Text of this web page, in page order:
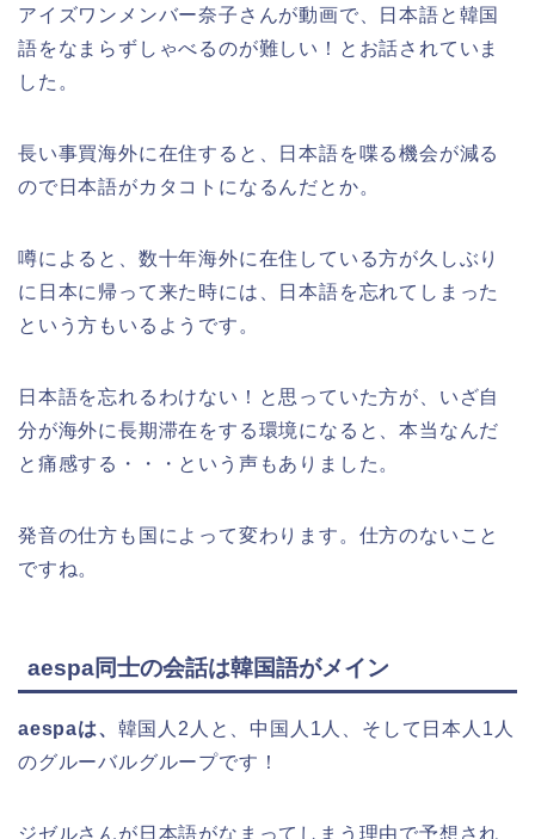
アイズワンメンバー奈子さんが動画で、日本語と韓国
語をなまらずしゃべるのが難しい！とお話されていま
した。
長い事買海外に在住すると、日本語を喋る機会が減る
ので日本語がカタコトになるんだとか。
噂によると、数十年海外に在住している方が久しぶり
に日本に帰って来た時には、日本語を忘れてしまった
という方もいるようです。
日本語を忘れるわけない！と思っていた方が、いざ自
分が海外に長期滞在をする環境になると、本当なんだ
と痛感する・・・という声もありました。
発音の仕方も国によって変わります。仕方のないこと
ですね。
aespa同士の会話は韓国語がメイン
aespaは、 韓国人2人と、中国人1人、そして日本人1人
のグルーバルグループです！
ジゼルさんが日本語がなまってしまう理由で予想され